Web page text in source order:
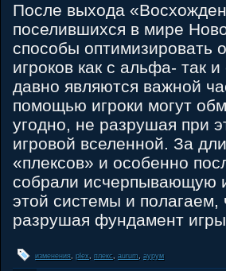
После выхода
поселившихся в мире
способы оптимизировать
игроков как с альфа- так
давно являются важной
помощью игроки могут
угодно, не разрушая при
игровой вселенной. За
«плексов» и особенно
собрали исчерпывающую
этой системы и
разрушая фундамент
изменения plex плекс aurum аурум